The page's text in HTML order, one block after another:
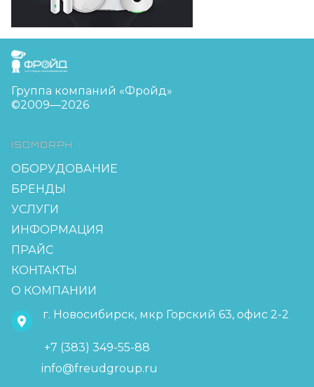
FreudGroup
Группа компаний «Фройд»
©2009—2026
ISOMORPH
ОБОРУДОВАНИЕ
БРЕНДЫ
УСЛУГИ
ИНФОРМАЦИЯ
ПРАЙС
КОНТАКТЫ
О КОМПАНИИ
г. Новосибирск, мкр Горский 63, офис 2-2
+7 (383) 349-55-88
info@freudgroup.ru